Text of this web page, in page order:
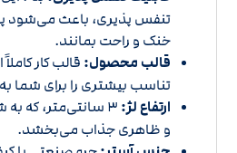
تنفس پذیری، باعث می‌شود
خنک و راحت بمانند.
قالب محصول: قالب کار
تناسب بیشتری را برای شما
ارتفاع لژ:
3 سانتی‌متر، که
و ظاهری جذاب می‌بخشد.